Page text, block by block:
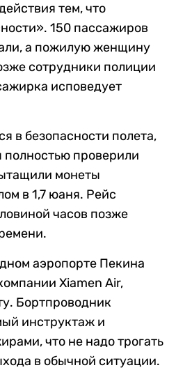
тем, что
150 пассажиров
а пожилую женщину
сотрудники полиции
исповедует
в безопасности полета,
проверили
монеты
в 1,7 юаня. Рейс
часов позже
аэропорте Пекина
Xiamen Air,
Бортпроводник
инструктаж и
что не надо трогать
в обычной ситуации.